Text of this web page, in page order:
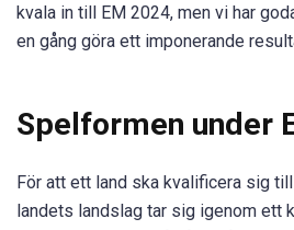
kvala in till EM 2024, men vi har
en gång göra ett imponerande
Spelformen under
För att ett land ska kvalificera sig
landets landslag tar sig igenom ett